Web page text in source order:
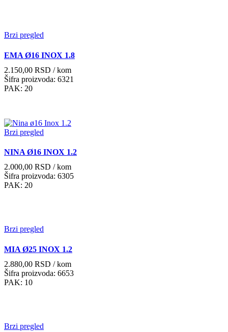
Brzi pregled
EMA Ø16 INOX 1.8
2.150,00 RSD / kom
Šifra proizvoda: 6321
PAK: 20
Brzi pregled
NINA Ø16 INOX 1.2
2.000,00 RSD / kom
Šifra proizvoda: 6305
PAK: 20
Brzi pregled
MIA Ø25 INOX 1.2
2.880,00 RSD / kom
Šifra proizvoda: 6653
PAK: 10
Brzi pregled